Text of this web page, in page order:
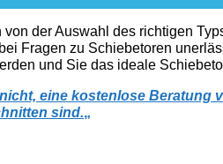
der Auswahl des richtigen
Fragen zu Schiebetoren
und Sie das ideale
eine kostenlose
sind.„